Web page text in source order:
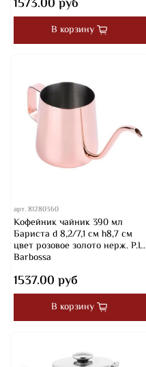
В корзину
арт.81280360
Кофейник чайник 390 мл
Бариста d 8,2/7,1 см h8,7 см
цвет розовое золото нерж. P.L.
Barbossa
1537.00 руб
В корзину